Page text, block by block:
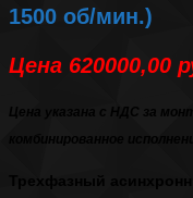
1500 об/мин.)
Цена 620000,00
Цена указана с НДС за
комбинированное
Трехфазный